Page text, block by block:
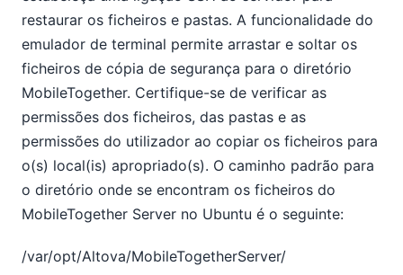
restaurar os ficheiros e pastas. A funcionalidade do
emulador de terminal permite arrastar e soltar os
ficheiros de cópia de segurança para o diretório
MobileTogether. Certifique-se de verificar as
permissões dos ficheiros, das pastas e as
permissões do utilizador ao copiar os ficheiros para
o(s) local(is) apropriado(s). O caminho padrão para
o diretório onde se encontram os ficheiros do
MobileTogether Server no Ubuntu é o seguinte:
/var/opt/Altova/MobileTogetherServer/